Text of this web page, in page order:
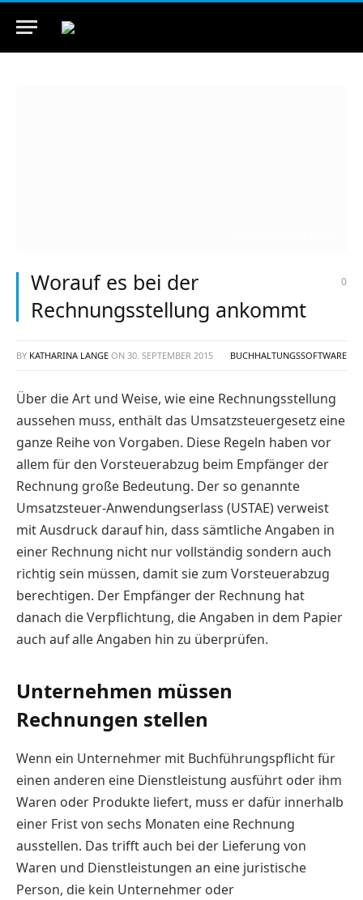
Worauf es bei der
Rechnungsstellung ankommt
0
BY KATHARINA LANGE ON 30. SEPTEMBER 2015 BUCHHALTUNGSSOFTWARE
Über die Art und Weise, wie eine Rechnungsstellung
aussehen muss, enthält das Umsatzsteuergesetz eine
ganze Reihe von Vorgaben. Diese Regeln haben vor
allem für den Vorsteuerabzug beim Empfänger der
Rechnung große Bedeutung. Der so genannte
Umsatzsteuer-Anwendungserlass (USTAE) verweist
mit Ausdruck darauf hin, dass sämtliche Angaben in
einer Rechnung nicht nur vollständig sondern auch
richtig sein müssen, damit sie zum Vorsteuerabzug
berechtigen. Der Empfänger der Rechnung hat
danach die Verpflichtung, die Angaben in dem Papier
auch auf alle Angaben hin zu überprüfen.
Unternehmen müssen
Rechnungen stellen
Wenn ein Unternehmer mit Buchführungspflicht für
einen anderen eine Dienstleistung ausführt oder ihm
Waren oder Produkte liefert, muss er dafür innerhalb
einer Frist von sechs Monaten eine Rechnung
ausstellen. Das trifft auch bei der Lieferung von
Waren und Dienstleistungen an eine juristische
Person, die kein Unternehmer oder